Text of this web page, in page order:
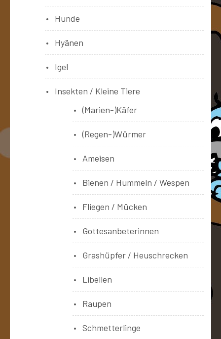
Hunde
Hyänen
Igel
Insekten / Kleine Tiere
(Marien-)Käfer
(Regen-)Würmer
Ameisen
Bienen / Hummeln / Wespen
Fliegen / Mücken
Gottesanbeterinnen
Grashüpfer / Heuschrecken
Libellen
Raupen
Schmetterlinge